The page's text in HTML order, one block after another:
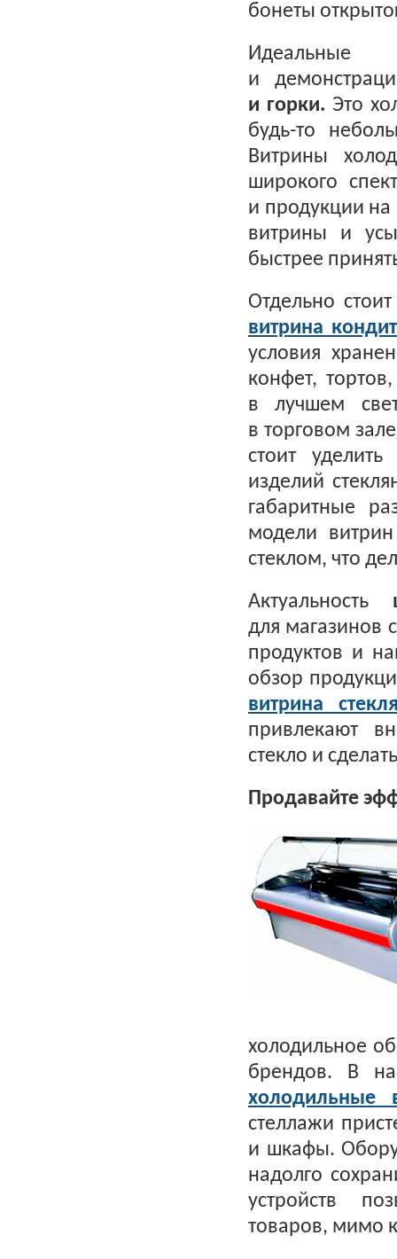
бонеты
Идеальные
и
и горки. Это
будь-то
Витрины
широкого
и продукции
витрины и
быстрее
Отдельно
витрина
условия
конфет,
в лучшем
в торговом
стоит
изделий
габаритные
модели
стеклом, что
Актуальность
для магазинов
продуктов и
обзор
витрина
привлекают
стекло и
Продавайте
холодильное
брендов. В
холодильные
стеллажи
и шкафы.
надолго
устройств
товаров, мимо